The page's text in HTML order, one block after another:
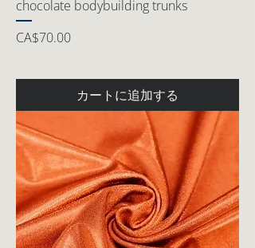
chocolate bodybuilding trunks
価格
CA$70.00
カートに追加する